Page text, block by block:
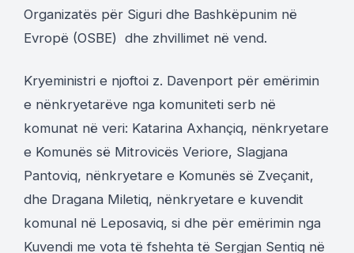
Organizatës për Siguri dhe Bashkëpunim në
Evropë (OSBE) dhe zhvillimet në vend.
Kryeministri e njoftoi z. Davenport për emërimin
e nënkryetarëve nga komuniteti serb në
komunat në veri: Katarina Axhançiq, nënkryetare
e Komunës së Mitrovicës Veriore, Slagjana
Pantoviq, nënkryetare e Komunës së Zveçanit,
dhe Dragana Miletiq, nënkryetare e kuvendit
komunal në Leposaviq, si dhe për emërimin nga
Kuvendi me vota të fshehta të Sergjan Sentiq në